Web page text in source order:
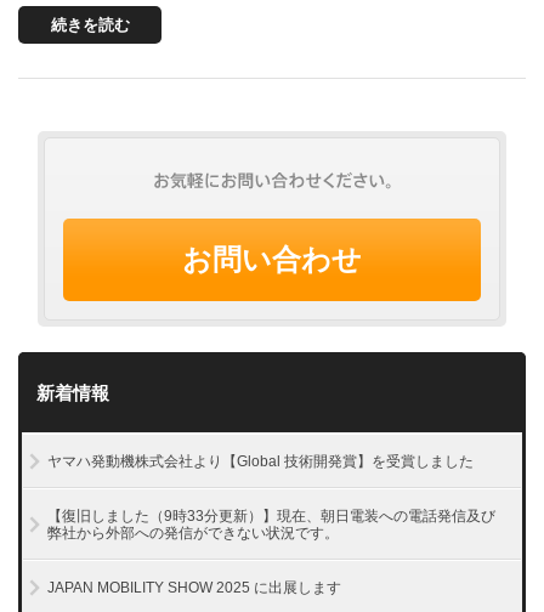
続きを読む
お問い合わせ
新着情報
ヤマハ発動機株式会社より【Global 技術開発賞】を受賞しました
【復旧しました（9時33分更新）】現在、朝日電装への電話発信及び
弊社から外部への発信ができない状況です。
JAPAN MOBILITY SHOW 2025 に出展します